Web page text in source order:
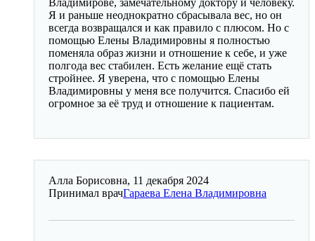
Владимирове, замечательному доктору и человеку.
Я и раньше неоднократно сбрасывала вес, но он
всегда возвращался и как правило с плюсом. Но с
помощью Елены Владимировны я полностью
поменяла образ жизни и отношение к себе, и уже
полгода вес стабилен. Есть желание ещё стать
стройнее. Я уверена, что с помощью Елены
Владимировны у меня все получится. Спасибо ей
огромное за её труд и отношение к пациентам.
Алла Борисовна, 11 декабря 2024
Принимал врачГараева Елена Владимировна